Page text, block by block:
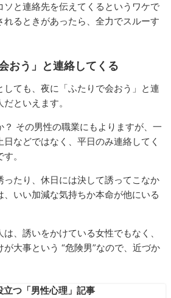
ソと連絡先を伝えてくるというワケで
るときがあったら、全力でスルーす
おう」と連絡してくる
しても、夜に「ふたりで会おう」と連
といえます。
？ その男性の職業にもよりますが、一
などではなく、平日のみ連絡してく
。
ったり、休日には決して誘ってこなか
、いい加減な気持ちか本命が他にいる
、誘いをかけている女性でもなく、
大事という “危険男”なので、近づか
立つ「男性心理」記事